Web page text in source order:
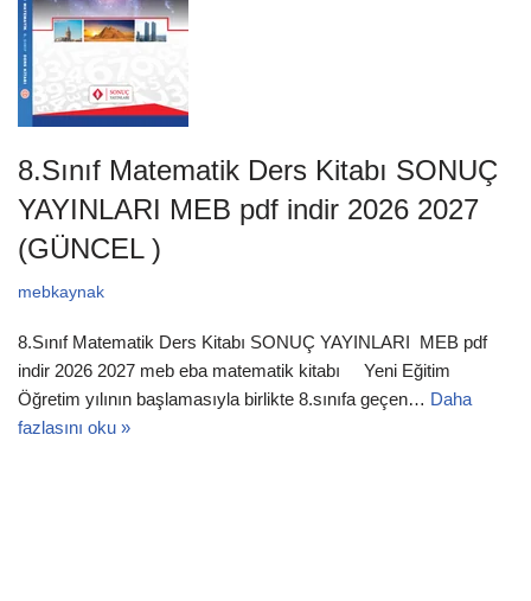
8.Sınıf Matematik Ders Kitabı SONUÇ
YAYINLARI MEB pdf indir 2026 2027
(GÜNCEL )
mebkaynak
8.Sınıf Matematik Ders Kitabı SONUÇ YAYINLARI MEB pdf
indir 2026 2027 meb eba matematik kitabı Yeni Eğitim
Öğretim yılının başlamasıyla birlikte 8.sınıfa geçen… Daha
fazlasını oku »